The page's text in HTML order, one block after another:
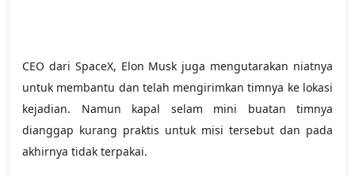
CEO dari SpaceX, Elon Musk juga mengutarakan niatnya
untuk membantu dan telah mengirimkan timnya ke lokasi
kejadian. Namun kapal selam mini buatan timnya
dianggap kurang praktis untuk misi tersebut dan pada
akhirnya tidak terpakai.